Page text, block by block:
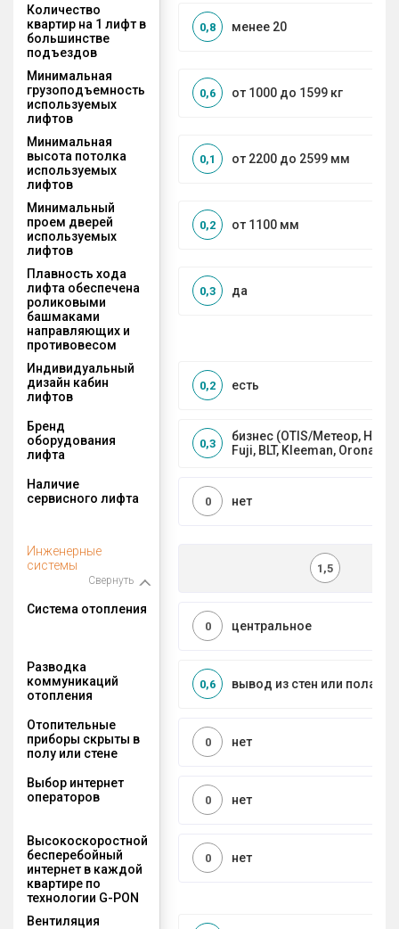
Количество
квартир на 1 лифт в
большинстве
подъездов
менее 20
0,8
Минимальная
грузоподъемность
используемых
лифтов
от 1000 до 1599 кг
0,6
Минимальная
высота потолка
используемых
лифтов
от 2200 до 2599 мм
0,1
Минимальный
проем дверей
используемых
лифтов
от 1100 мм
0,2
Плавность хода
лифта обеспечена
роликовыми
башмаками
направляющих и
противовесом
да
0,3
Индивидуальный
дизайн кабин
лифтов
есть
0,2
Бренд
оборудования
лифта
бизнес (OTIS/Метеор,
Fuji, BLT, Kleeman, Orona)
0,3
Наличие
сервисного лифта
нет
0
Инженерные
системы
Свернуть
1,5
Система отопления
центральное
0
Разводка
коммуникаций
отопления
вывод из стен или пола
0,6
Отопительные
приборы скрыты в
полу или стене
нет
0
Выбор интернет
операторов
нет
0
Высокоскоростной
бесперебойный
интернет в каждой
квартире по
технологии G-PON
нет
0
Вентиляция